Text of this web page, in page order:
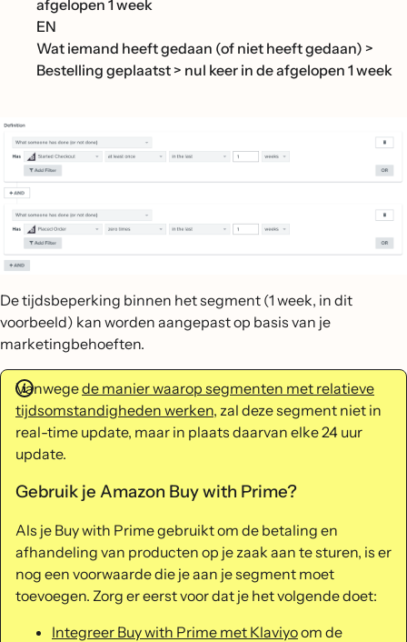
afgelopen 1 week
EN
Wat iemand heeft gedaan (of niet heeft gedaan) >
Bestelling geplaatst > nul keer in de afgelopen 1 week
De tijdsbeperking binnen het segment (1 week, in dit
voorbeeld) kan worden aangepast op basis van je
marketingbehoeften.
Vanwegede manier waarop segmenten met relatieve
tijdsomstandigheden werken, zal deze segment niet in
real-time update, maar in plaats daarvan elke 24 uur
update.
Gebruik je Amazon Buy with Prime?
Als je Buy with Prime gebruikt om de betaling en
afhandeling van producten op je zaak aan te sturen, is er
nog een voorwaarde die je aan je segment moet
toevoegen. Zorg er eerst voor dat je het volgende doet:
Integreer Buy with Prime met Klaviyoom de